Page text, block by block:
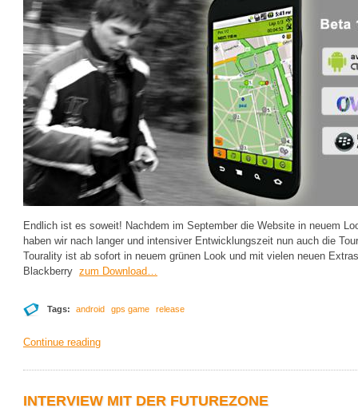
Endlich ist es soweit! Nachdem im September die Website in neuem
haben wir nach langer und intensiver Entwicklungszeit nun auch die
Tourality ist ab sofort in neuem grünen Look und mit vielen neuen
Blackberry zum Download…
Tags: android gps game release
Continue reading
INTERVIEW MIT DER FUTUREZONE